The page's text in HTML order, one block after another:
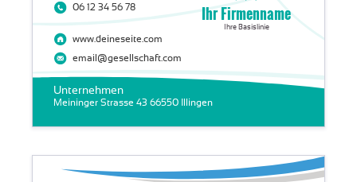
Ihr Firmenname
Ihre Basislinie
Unternehmen
Meininger Strasse 43 66550 Illingen
email@gesellschaft.com
06 12 34 56 78
www.deineseite.com